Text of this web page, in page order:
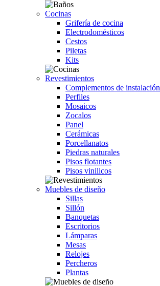
Cocinas
Grifería de cocina
Electrodomésticos
Cestos
Piletas
Kits
Revestimientos
Complementos de instalación
Perfiles
Mosaicos
Zocalos
Panel
Cerámicas
Porcellanatos
Piedras naturales
Pisos flotantes
Pisos vinilicos
Muebles de diseño
Sillas
Sillón
Banquetas
Escritorios
Lámparas
Mesas
Relojes
Percheros
Plantas